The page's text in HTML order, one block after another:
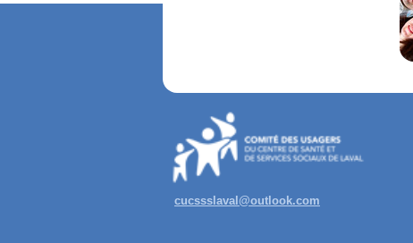
cucssslaval@outlook.com